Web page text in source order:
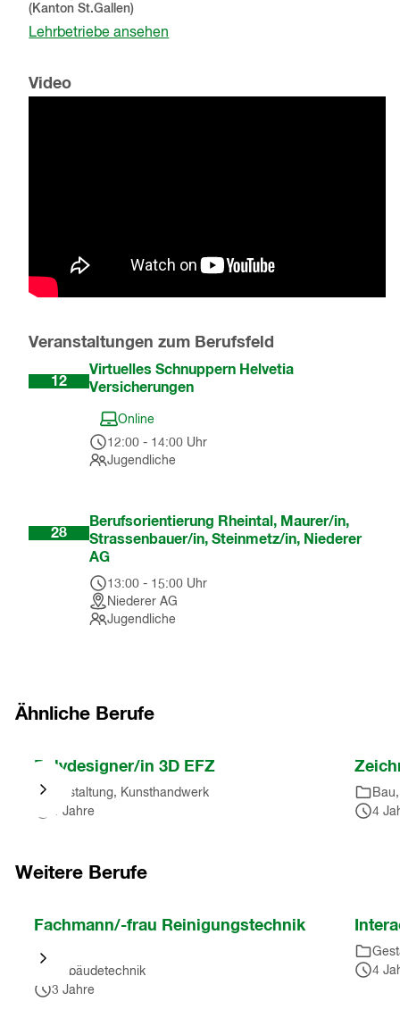
(KantonSt.Gallen)
Lehrbetriebe ansehen
Video
Veranstaltungen zum Berufsfeld
12
Virtuelles Schnuppern Helvetia
Versicherungen
Online
12:00 - 14:00 Uhr
Jugendliche
28
Berufsorientierung Rheintal, Maurer/in,
Strassenbauer/in, Steinmetz/in, Niederer
AG
13:00 - 15:00 Uhr
Niederer AG
Jugendliche
Ähnliche Berufe
Karussell
springen
Polydesigner/in 3D EFZ
Gestaltung, Kunsthandwerk
4 Jahre
4
Karussell
Einträge)
Weitere Berufe
Karussell
springen
Einträge
Fachmann/-frau Reinigungstechnik
Gebäudetechnik
3 Jahre
4